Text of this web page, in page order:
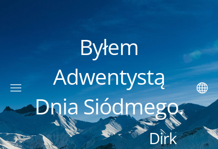
Byłem
Adwentystą
Dnia Siódmego.
Dirk